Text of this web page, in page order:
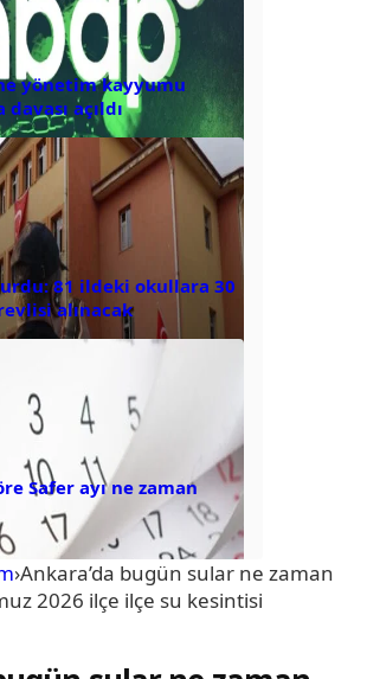
yönetim kayyumu
açıldı
81 ildeki okullara 30
alınacak
Safer ayı ne zaman
›Ankara’da bugün sular ne zaman
2026 ilçe ilçe su kesintisi